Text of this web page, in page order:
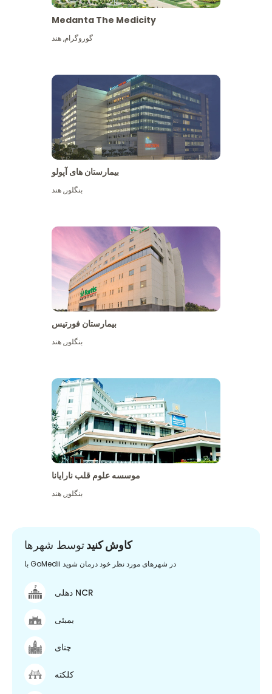
Medanta The Medicity
گوروگرام,هند
بیمارستان های آپولو
بنگلور,هند
بیمارستان فورتیس
بنگلور,هند
موسسه علوم قلب نارایانا
بنگلور,هند
کاوش کنیدتوسط شهرها
با GoMedii در شهرهای مورد نظر خود درمان شوید
دهلی NCR
بمبئی
چنای
کلکته